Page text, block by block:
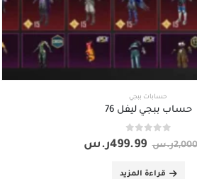
حسابات ببجي
حساب ببجي ليفل 76
ر.س 499.99ر.س
قراءة المزيد